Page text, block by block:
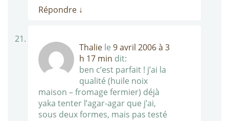
Répondre ↓
Thalie le 9 avril 2006 à 3
h 17 min dit:
ben c’est parfait ! j’ai la
qualité (huile noix
maison – fromage fermier) déjà
yaka tenter l’agar-agar que j’ai,
sous deux formes, mais pas testé